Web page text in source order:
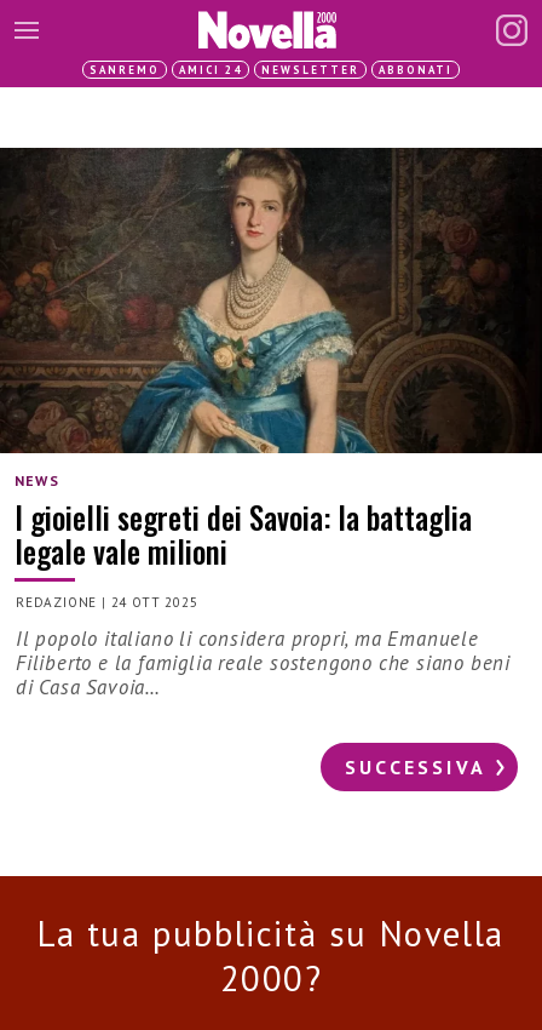
SANREMO AMICI 24 NEWSLETTER ABBONATI
NEWS
I gioielli segreti dei Savoia: la battaglia
legale vale milioni
REDAZIONE | 24 OTT 2025
Il popolo italiano li considera propri, ma Emanuele
Filiberto e la famiglia reale sostengono che siano beni
di Casa Savoia…
SUCCESSIVA
La tua pubblicità su Novella
2000?